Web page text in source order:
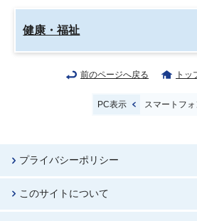
健康・福祉
前のページへ戻る トッ
PC表示 スマートフ
プライバシーポリシー
このサイトについて